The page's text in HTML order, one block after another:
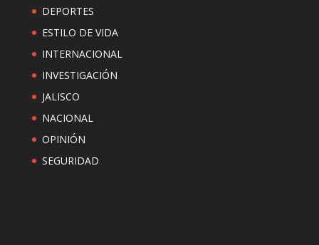
DEPORTES
ESTILO DE VIDA
INTERNACIONAL
INVESTIGACIÓN
JALISCO
NACIONAL
OPINIÓN
SEGURIDAD